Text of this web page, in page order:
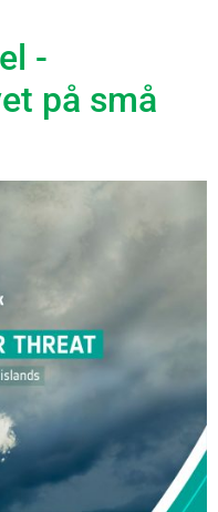
-
på små